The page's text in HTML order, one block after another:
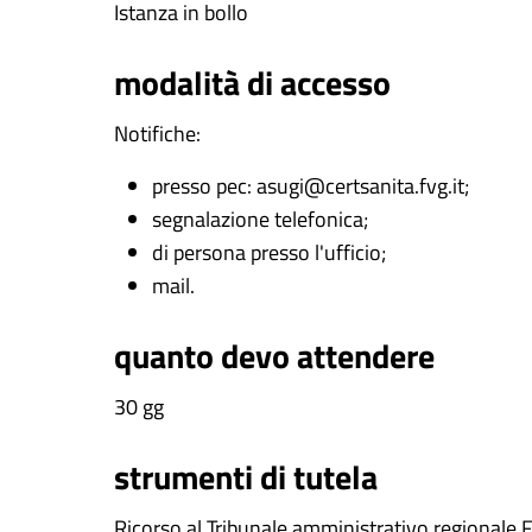
Istanza in bollo
modalità di accesso
Notifiche:
presso pec: asugi@certsanita.fvg.it;
segnalazione telefonica;
di persona presso l'ufficio;
mail.
quanto devo attendere
30 gg
strumenti di tutela